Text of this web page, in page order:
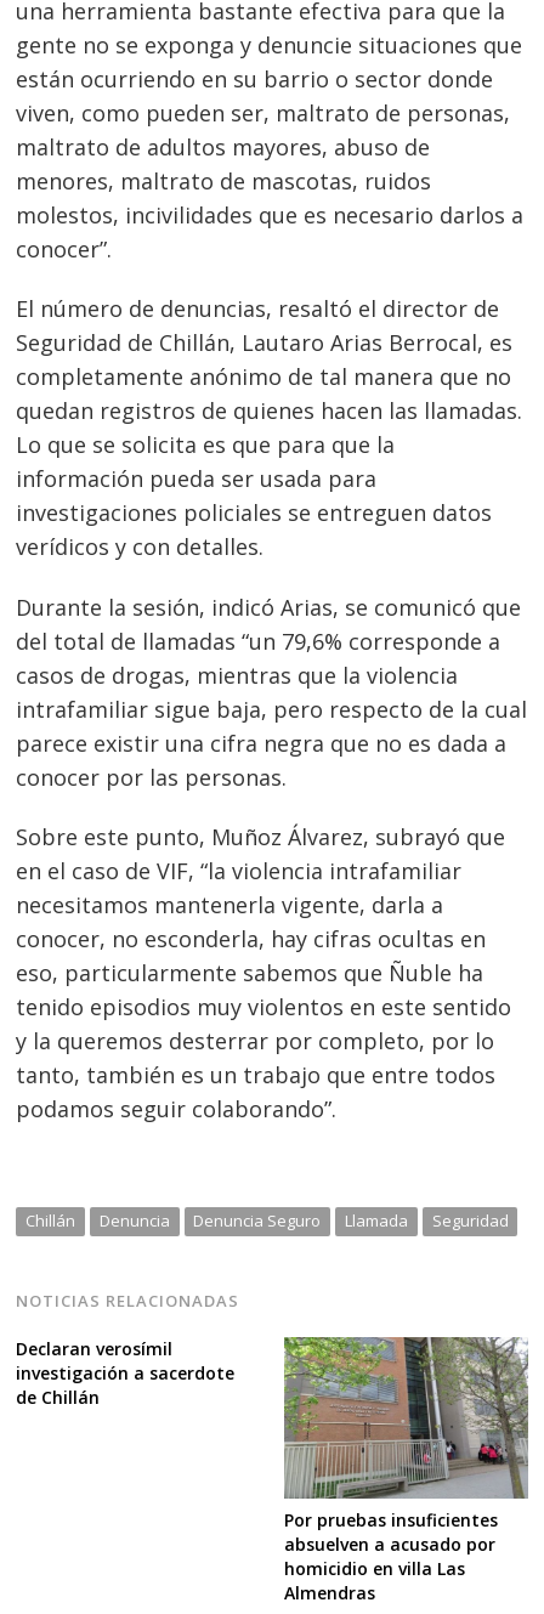
una herramienta bastante efectiva para que la
gente no se exponga y denuncie situaciones que
están ocurriendo en su barrio o sector donde
viven, como pueden ser, maltrato de personas,
maltrato de adultos mayores, abuso de
menores, maltrato de mascotas, ruidos
molestos, incivilidades que es necesario darlos a
conocer”.
El número de denuncias, resaltó el director de
Seguridad de Chillán, Lautaro Arias Berrocal, es
completamente anónimo de tal manera que no
quedan registros de quienes hacen las llamadas.
Lo que se solicita es que para que la
información pueda ser usada para
investigaciones policiales se entreguen datos
verídicos y con detalles.
Durante la sesión, indicó Arias, se comunicó que
del total de llamadas “un 79,6% corresponde a
casos de drogas, mientras que la violencia
intrafamiliar sigue baja, pero respecto de la cual
parece existir una cifra negra que no es dada a
conocer por las personas.
Sobre este punto, Muñoz Álvarez, subrayó que
en el caso de VIF, “la violencia intrafamiliar
necesitamos mantenerla vigente, darla a
conocer, no esconderla, hay cifras ocultas en
eso, particularmente sabemos que Ñuble ha
tenido episodios muy violentos en este sentido
y la queremos desterrar por completo, por lo
tanto, también es un trabajo que entre todos
podamos seguir colaborando”.
Chillán Denuncia Denuncia Seguro Llamada Seguridad
NOTICIAS RELACIONADAS
Declaran verosímil
investigación a sacerdote
de Chillán
Por pruebas insuficientes
absuelven a acusado por
homicidio en villa Las
Almendras
Navegación
de
entradas